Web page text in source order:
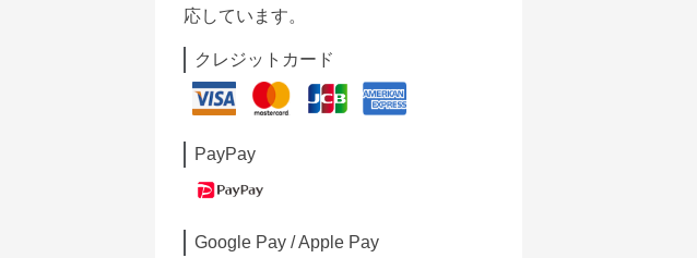
応しています。
クレジットカード
PayPay
Google Pay / Apple Pay